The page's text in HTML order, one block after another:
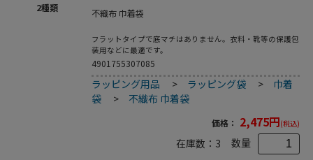
2種類 不織布 巾着袋
フラットタイプで底マチはありません。衣料・靴等の保護包
装用などに最適です。
4901755307085
ラッピング用品 > ラッピング袋 > 巾着
袋
> 不織布 巾着袋
価格： 2,475円(税込)
在庫数： 3 数量